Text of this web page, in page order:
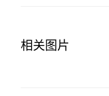
相关图片